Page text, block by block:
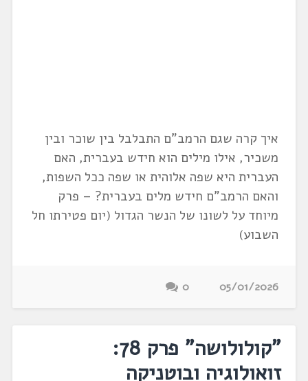
איך קרה שגם הרמב"ם התבלבל בין שוכר ובין
משכיר, אילו מילים הוא חידש בעברית, האם
העברית היא שפה אלוהית או שפה ככל השפות,
והאם הרמב"ם חידש מלים בעברית? – פרק
מיוחד על לשונו של הנשר הגדול (יום פטירתו חל
השבוע)
05/01/2026
0
"קולולושה" פרק 78:
זואולוגיה ובוטניקה